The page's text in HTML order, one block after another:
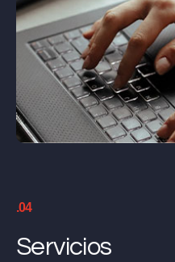
.04
Servicios